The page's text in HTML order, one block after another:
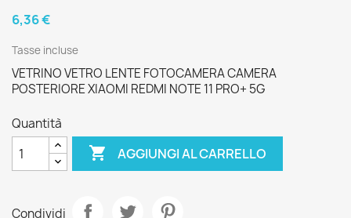
6,36 €
Tasse incluse
VETRINO VETRO LENTE FOTOCAMERA CAMERA
POSTERIORE XIAOMI REDMI NOTE 11 PRO+ 5G
Quantità
 AGGIUNGI AL CARRELLO
Condividi